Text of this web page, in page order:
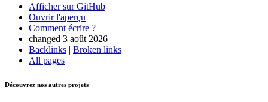
Afficher sur GitHub
Ouvrir l'aperçu
Comment écrire ?
changed 3 août 2026
Backlinks | Broken links
All pages
Découvrez nos autres projets